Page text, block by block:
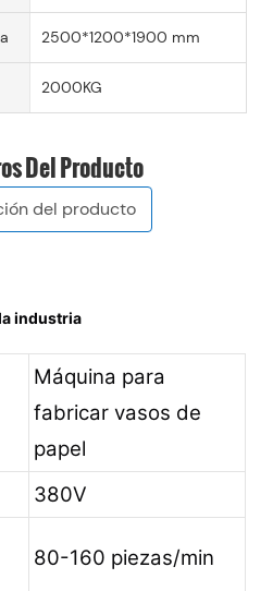
2500*1200*1900 mm
2000KG
Del Producto
del producto
industria
Máquina para
fabricar vasos de
papel
380V
80-160 piezas/min